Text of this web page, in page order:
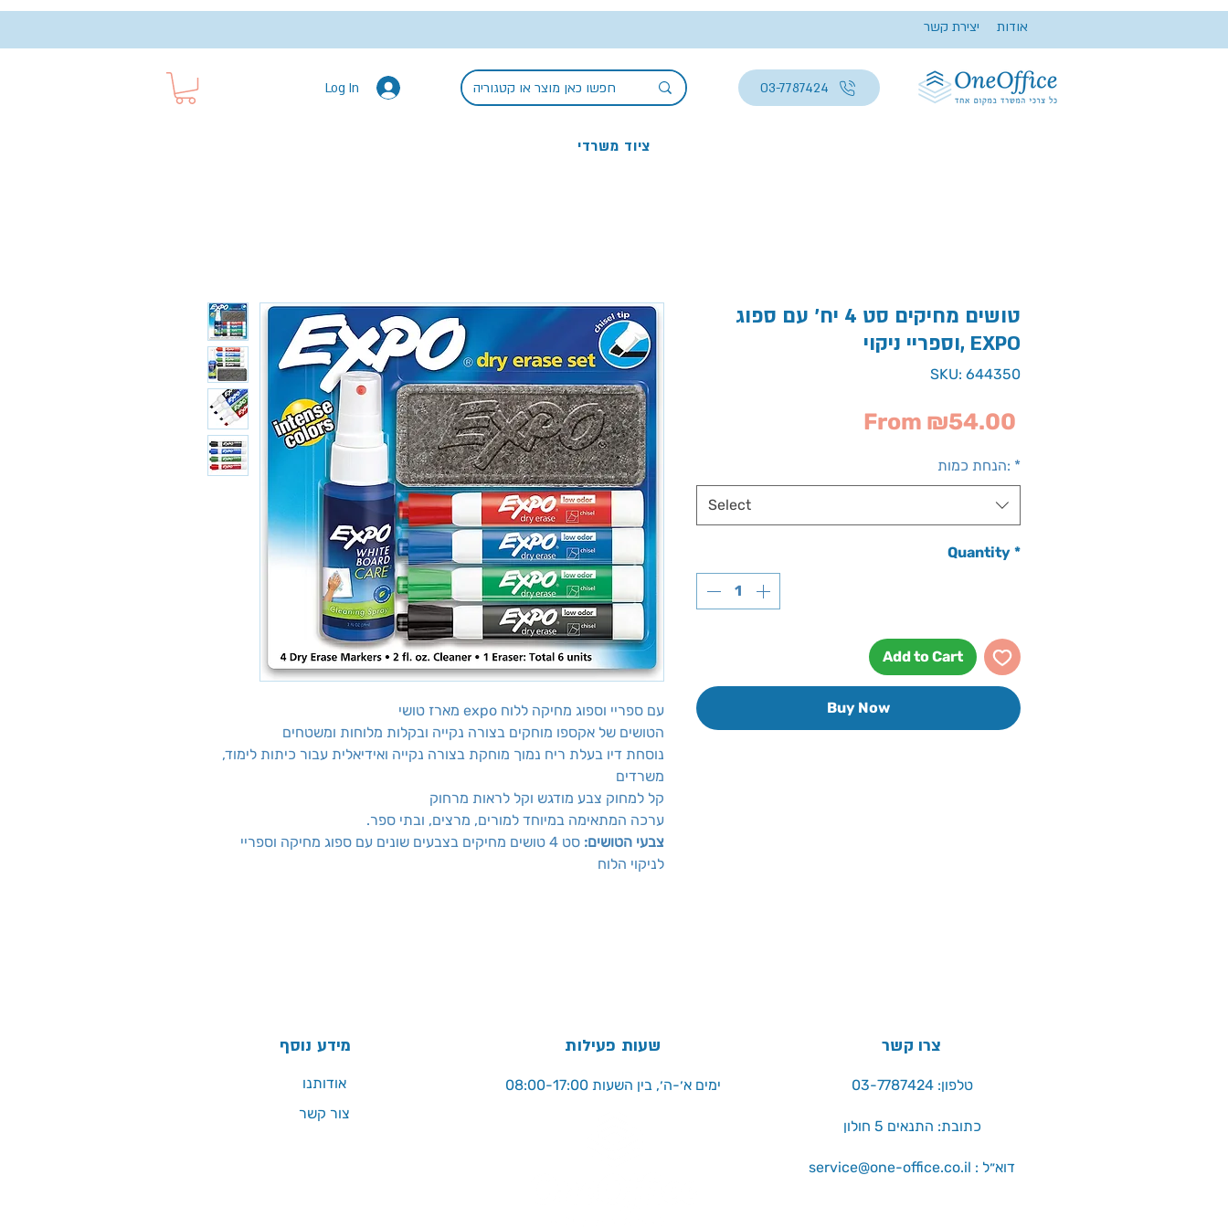
יצירת קשר אודות
Log In 03-7787424
ציוד משרדי
מארז טושי expo עם ספריי וספוג מחיקה ללוח
הטושים של אקספו מוחקים בצורה נקייה ובקלות מלוחות ומשטחים
נוסחת דיו בעלת ריח נמוך מוחקת בצורה נקייה ואידיאלית עבור כיתות לימוד,
משרדים
קל למחוק צבע מודגש וקל לראות מרחוק
.ערכה המתאימה במיוחד למורים, מרצים, ובתי ספר
צבעי הטושים:
סט 4 טושים מחיקים בצבעים שונים עם ספוג מחיקה וספריי
לניקוי הלוח
טושים מחיקים סט 4 יח' עם ספוג
וספריי ניקוי, EXPO
SKU: 644350
From ₪54.00
הנחת כמות: *
Select
Quantity *
Add to Cart
Buy Now
מידע נוסף שעות פעילות
ימים א׳-ה׳, בין השעות 08:00-17:00
צרו קשר
טלפון: 03-7787424
כתובת: התנאים 5 חולון
service@one-office.co.il : דוא״ל
אודותנו
צור קשר